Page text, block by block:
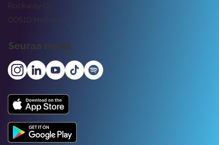
Rockway Oy
00510 Helsinki
Seuraa meitä